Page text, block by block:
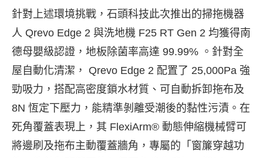
針對上述環境挑戰，石頭科技此次推出的掃拖機器
人 Qrevo Edge 2 與洗地機 F25 RT Gen 2 均獲得南
德母嬰級認證，地板除菌率高達 99.99% 。針對全
屋自動化清潔， Qrevo Edge 2 配置了 25,000Pa 強
勁吸力，搭配高密度鎖水材質、可自動拆卸拖布及
8N 恆定下壓力，能精準剝離受潮後的黏性污漬。在
死角覆蓋表現上，其 FlexiArm® 動態伸縮機械臂可
將邊刷及拖布主動覆蓋牆角，專屬的「窗簾穿越功